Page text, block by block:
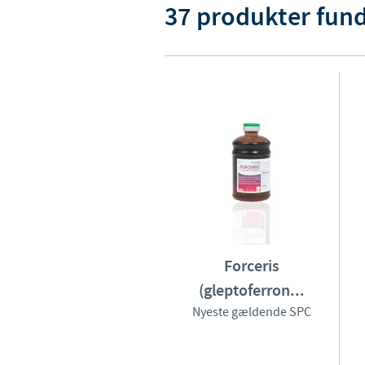
37 produkter
Forceris
(gleptoferron...
Nyeste gældende SPC